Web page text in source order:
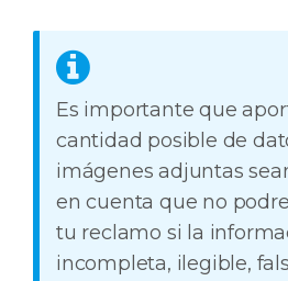
Es importante que
cantidad posible de
imágenes adjuntas
en cuenta que no
tu reclamo si la
incompleta, ilegible,